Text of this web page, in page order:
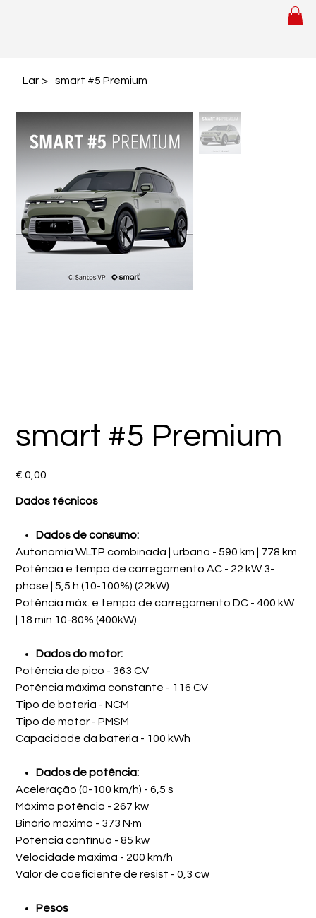
Lar > smart #5 Premium
smart #5 Premium
Preço
€ 0,00
Dados técnicos
Dados de consumo:
Autonomia WLTP combinada | urbana - 590 km | 778 km
Potência e tempo de carregamento AC - 22 kW 3-
phase | 5,5 h (10-100%) (22kW)
Potência máx. e tempo de carregamento DC - 400 kW
| 18 min 10-80% (400kW)
Dados do motor:
Potência de pico - 363 CV
Potência máxima constante - 116 CV
Tipo de bateria - NCM
Tipo de motor - PMSM
Capacidade da bateria - 100 kWh
Dados de potência:
Aceleração (0-100 km/h) - 6,5 s
Máxima potência - 267 kw
Binário máximo - 373 N·m
Potência contínua - 85 kw
Velocidade máxima - 200 km/h
Valor de coeficiente de resist - 0,3 cw
Pesos